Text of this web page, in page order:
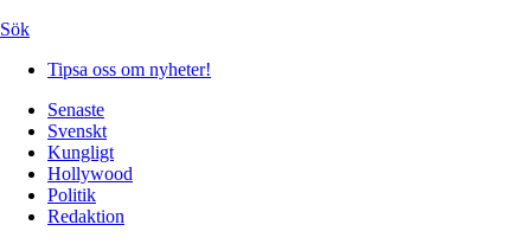
Sök
Tipsa oss om nyheter!
Senaste
Svenskt
Kungligt
Hollywood
Politik
Redaktion